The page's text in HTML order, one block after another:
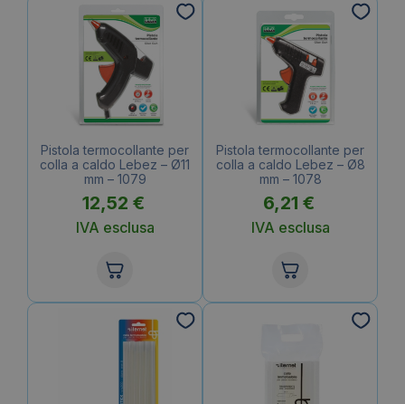
Pistola termocollante per
colla a caldo Lebez – Ø11
mm – 1079
12,52 €
IVA esclusa
Pistola termocollante per
colla a caldo Lebez – Ø8
mm – 1078
6,21 €
IVA esclusa